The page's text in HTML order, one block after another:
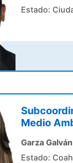
Estado:
Medio
Garza
Estado: